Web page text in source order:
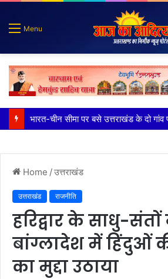
Menu
Home /उत्तराखंड
उत्तराखंड राजनीति
हरिद्वार के साधु-
बांग्लादेश में हिंदुओं
का मुद्दा उठाया